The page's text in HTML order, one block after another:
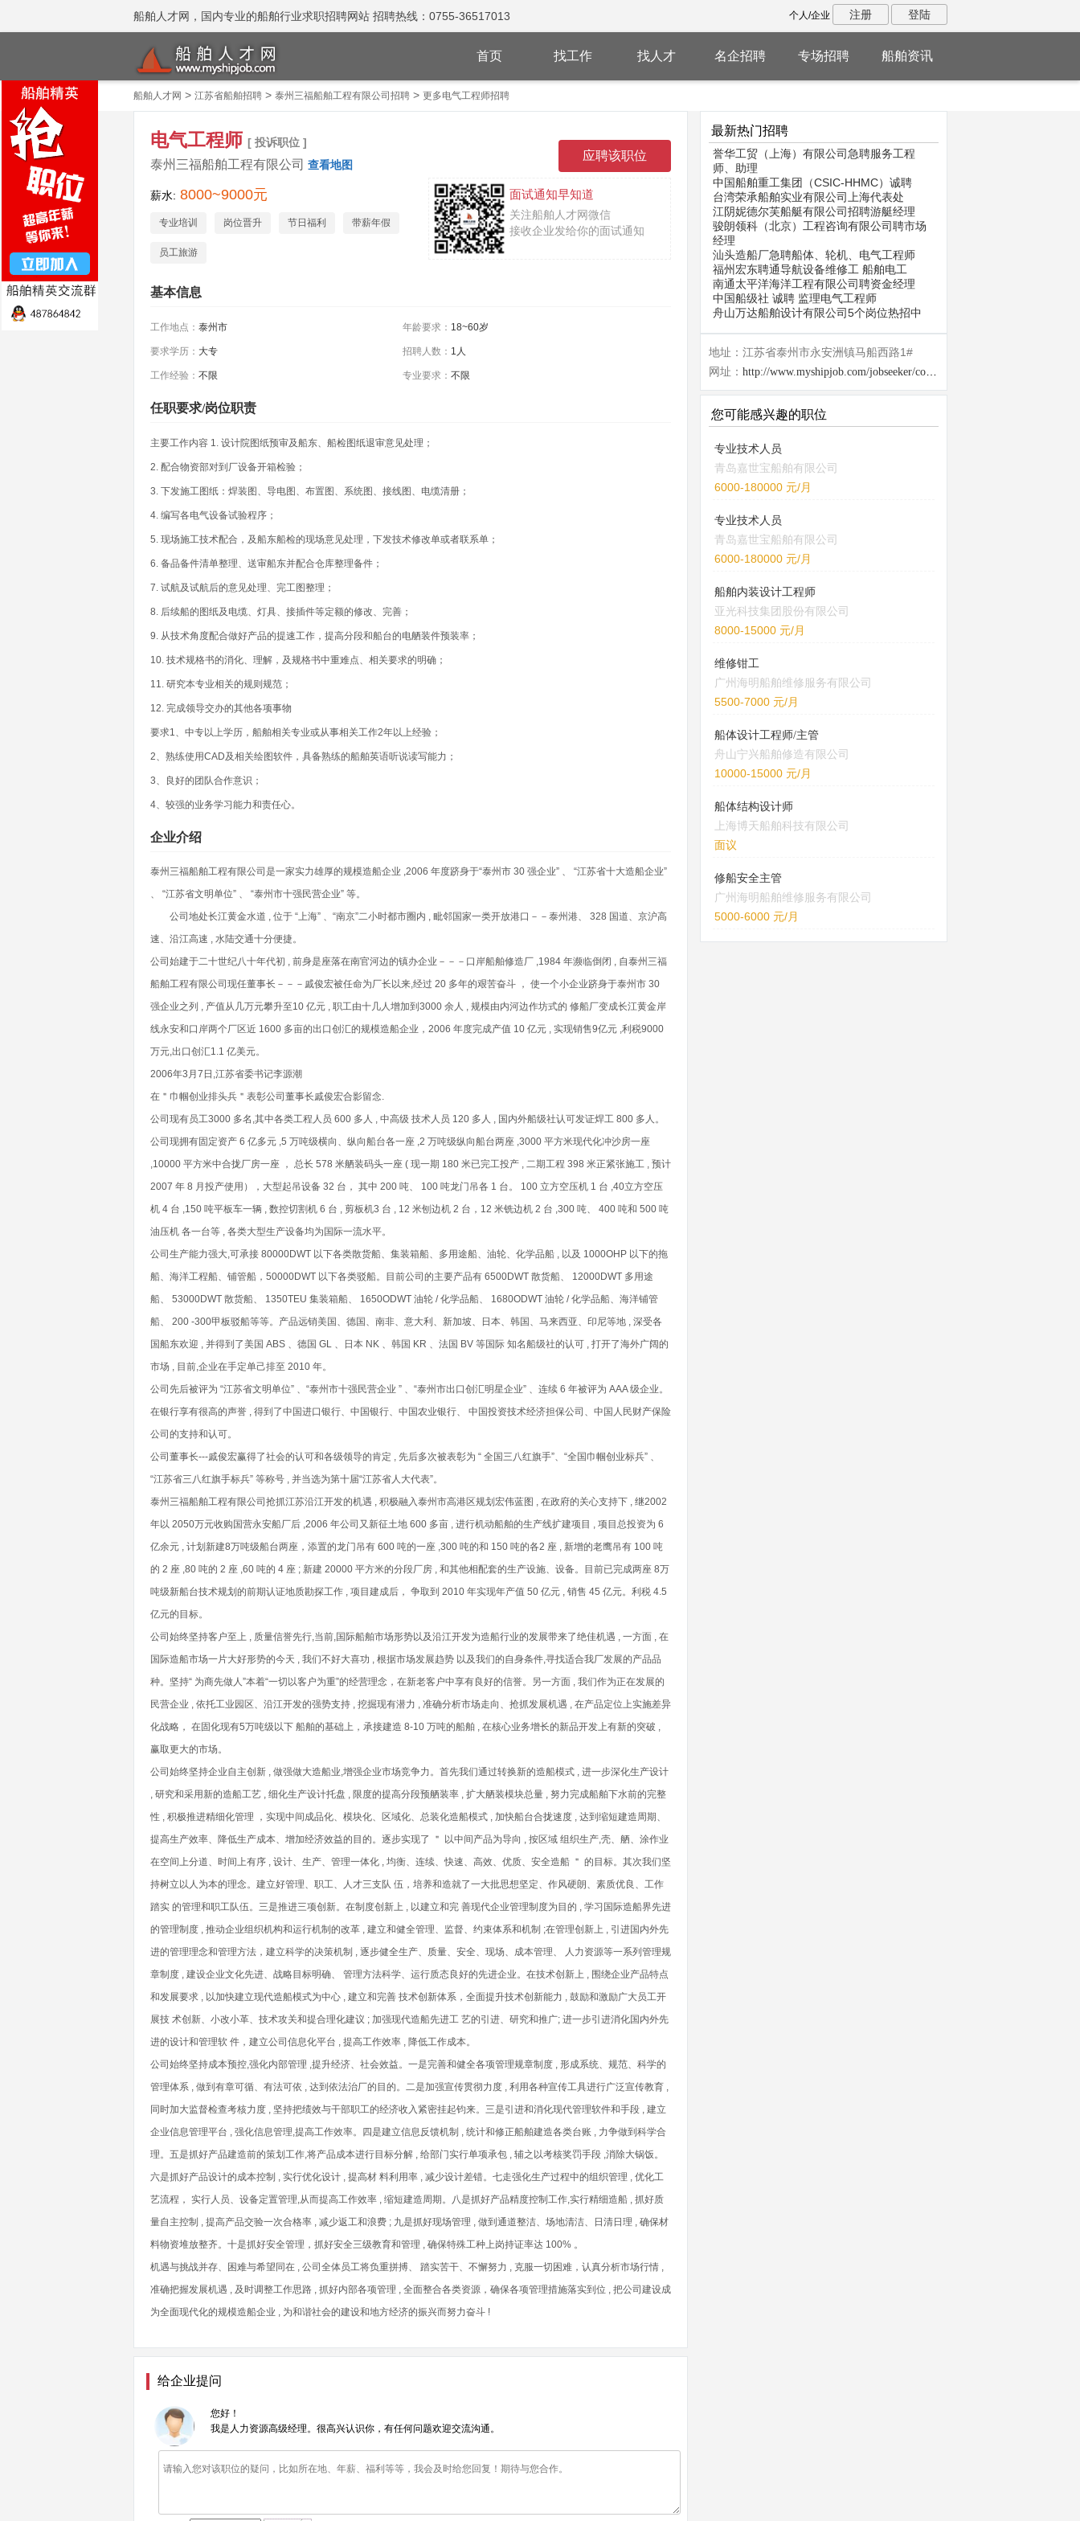
船舶人才网，国内专业的船舶行业求职招聘网站 招聘热线：0755-36517013 个人/企业 注册 登陆
首页 找工作 找人才 名企招聘 专场招聘 船舶资讯
船舶人才网 > 江苏省船舶招聘> 泰州三福船舶工程有限公司招聘> 更多电气工程师招聘
电气工程师 [ 投诉职位 ]
泰州三福船舶工程有限公司 查看地图
薪水: 8000~9000元 面试通知早知道
关注船舶人才网微信
接收企业发给你的面试通知
专业培训 岗位晋升 节日福利 带薪年假
员工旅游
基本信息
工作地点： 泰州市 年龄要求： 18~60岁
要求学历： 大专 招聘人数： 1人
工作经验： 不限 专业要求： 不限
任职要求/岗位职责
主要工作内容 1. 设计院图纸预审及船东、船检图纸退审意见处理；
2. 配合物资部对到厂设备开箱检验；
3. 下发施工图纸：焊装图、导电图、布置图、系统图、接线图、电缆清册；
4. 编写各电气设备试验程序；
5. 现场施工技术配合，及船东船检的现场意见处理，下发技术修改单或者联系单；
6. 备品备件清单整理、送审船东并配合仓库整理备件；
7. 试航及试航后的意见处理、完工图整理；
8. 后续船的图纸及电缆、灯具、接插件等定额的修改、完善；
9. 从技术角度配合做好产品的提速工作，提高分段和船台的电舾装件预装率；
10. 技术规格书的消化、理解，及规格书中重难点、相关要求的明确；
11. 研究本专业相关的规则规范；
12. 完成领导交办的其他各项事物
要求1、中专以上学历，船舶相关专业或从事相关工作2年以上经验；
2、熟练使用CAD及相关绘图软件，具备熟练的船舶英语听说读写能力；
3、良好的团队合作意识；
4、较强的业务学习能力和责任心。
企业介绍
泰州三福船舶工程有限公司是一家实力雄厚的规模造船企业 ,2006 年度跻身于“泰州市 30 强企业” 、 “江苏省十大造船企业”
、 “江苏省文明单位” 、 “泰州市十强民营企业” 等。
公司地处长江黄金水道 , 位于 “上海” 、“南京”二小时都市圈内 , 毗邻国家一类开放港口－－泰州港、 328 国道、京沪高
速、沿江高速 , 水陆交通十分便捷。
公司始建于二十世纪八十年代初 , 前身是座落在南官河边的镇办企业－－－口岸船舶修造厂 ,1984 年濒临倒闭 , 自泰州三福
船舶工程有限公司现任董事长－－－戚俊宏被任命为厂长以来,经过 20 多年的艰苦奋斗 ， 使一个小企业跻身于泰州市 30
强企业之列 , 产值从几万元攀升至10 亿元 , 职工由十几人增加到3000 余人 , 规模由内河边作坊式的 修船厂变成长江黄金岸
线永安和口岸两个厂区近 1600 多亩的出口创汇的规模造船企业，2006 年度完成产值 10 亿元 , 实现销售9亿元 ,利税9000
万元,出口创汇1.1 亿美元。
2006年3月7日,江苏省委书记李源潮
在＂巾帼创业排头兵＂表彰公司董事长戚俊宏合影留念.
公司现有员工3000 多名,其中各类工程人员 600 多人 , 中高级 技术人员 120 多人 , 国内外船级社认可发证焊工 800 多人。
公司现拥有固定资产 6 亿多元 ,5 万吨级横向、纵向船台各一座 ,2 万吨级纵向船台两座 ,3000 平方米现代化冲沙房一座
,10000 平方米中合拢厂房一座 ， 总长 578 米舾装码头一座 ( 现一期 180 米已完工投产 , 二期工程 398 米正紧张施工 , 预计
2007 年 8 月投产使用），大型起吊设备 32 台， 其中 200 吨、 100 吨龙门吊各 1 台。 100 立方空压机 1 台 ,40立方空压
机 4 台 ,150 吨平板车一辆 , 数控切割机 6 台 , 剪板机3 台 , 12 米刨边机 2 台，12 米铣边机 2 台 ,300 吨、 400 吨和 500 吨
油压机 各一台等 , 各类大型生产设备均为国际一流水平。
公司生产能力强大,可承接 80000DWT 以下各类散货船、集装箱船、多用途船、油轮、化学品船 , 以及 1000OHP 以下的拖
船、海洋工程船、铺管船，50000DWT 以下各类驳船。目前公司的主要产品有 6500DWT 散货船、 12000DWT 多用途
船、 53000DWT 散货船、 1350TEU 集装箱船、 1650ODWT 油轮 / 化学品船、 1680ODWT 油轮 / 化学品船、海洋铺管
船、 200 -300甲板驳船等等。产品远销美国、德国、南非、意大利、新加坡、日本、韩国、马来西亚、印尼等地 , 深受各
国船东欢迎 , 并得到了美国 ABS 、德国 GL 、日本 NK 、韩国 KR 、法国 BV 等国际 知名船级社的认可 , 打开了海外广阔的
市场 , 目前,企业在手定单己排至 2010 年。
公司先后被评为 “江苏省文明单位” 、“泰州市十强民营企业 ” 、“泰州市出口创汇明星企业” 、连续 6 年被评为 AAA 级企业。
在银行享有很高的声誉 , 得到了中国进口银行、中国银行、中国农业银行、 中国投资技术经济担保公司、中国人民财产保险
公司的支持和认可。
公司董事长---戚俊宏赢得了社会的认可和各级领导的肯定 , 先后多次被表彰为 “ 全国三八红旗手”、“全国巾帼创业标兵” 、
“江苏省三八红旗手标兵” 等称号 , 并当选为第十届“江苏省人大代表”。
泰州三福船舶工程有限公司抢抓江苏沿江开发的机遇 , 积极融入泰州市高港区规划宏伟蓝图 , 在政府的关心支持下 , 继2002
年以 2050万元收购国营永安船厂后 ,2006 年公司又新征土地 600 多亩 , 进行机动船舶的生产线扩建项目 , 项目总投资为 6
亿余元 , 计划新建8万吨级船台两座，添置的龙门吊有 600 吨的一座 ,300 吨的和 150 吨的各2 座 , 新增的老鹰吊有 100 吨
的 2 座 ,80 吨的 2 座 ,60 吨的 4 座 ; 新建 20000 平方米的分段厂房 , 和其他相配套的生产设施、设备。目前已完成两座 8万
吨级新船台技术规划的前期认证地质勘探工作 , 项目建成后， 争取到 2010 年实现年产值 50 亿元 , 销售 45 亿元。利税 4.5
亿元的目标。
公司始终坚持客户至上 , 质量信誉先行,当前,国际船舶市场形势以及沿江开发为造船行业的发展带来了绝佳机遇 , 一方面 , 在
国际造船市场一片大好形势的今天 , 我们不好大喜功 , 根据市场发展趋势 以及我们的自身条件,寻找适合我厂发展的产品品
种。坚持“ 为商先做人”本着“一切以客户为重”的经营理念，在新老客户中享有良好的信誉。另一方面 , 我们作为正在发展的
民营企业 , 依托工业园区、沿江开发的强势支持 , 挖掘现有潜力 , 准确分析市场走向、抢抓发展机遇 , 在产品定位上实施差异
化战略， 在固化现有5万吨级以下 船舶的基础上，承接建造 8-10 万吨的船舶 , 在核心业务增长的新品开发上有新的突破 ,
赢取更大的市场。
公司始终坚持企业自主创新 , 做强做大造船业,增强企业市场竞争力。首先我们通过转换新的造船模式 , 进一步深化生产设计
, 研究和采用新的造船工艺 , 细化生产设计托盘 , 限度的提高分段预舾装率 , 扩大舾装模块总量 , 努力完成船舶下水前的完整
性 , 积极推进精细化管理 ，实现中间成品化、模块化、区域化、总装化造船模式 , 加快船台合拢速度 , 达到缩短建造周期、
提高生产效率、降低生产成本、增加经济效益的目的。逐步实现了 ＂ 以中间产品为导向 , 按区域 组织生产,壳、舾、涂作业
在空间上分道、时间上有序 , 设计、生产、管理一体化 , 均衡、连续、快速、高效、优质、安全造船 ＂ 的目标。其次我们坚
持树立以人为本的理念。建立好管理、职工、人才三支队 伍，培养和造就了一大批思想坚定、作风硬朗、素质优良、工作
踏实 的管理和职工队伍。三是推进三项创新。在制度创新上 , 以建立和完 善现代企业管理制度为目的 , 学习国际造船界先进
的管理制度 , 推动企业组织机构和运行机制的改革 , 建立和健全管理、监督、约束体系和机制 ;在管理创新上 , 引进国内外先
进的管理理念和管理方法，建立科学的决策机制 , 逐步健全生产、质量、安全、现场、成本管理、 人力资源等一系列管理规
章制度 , 建设企业文化先进、战略目标明确、 管理方法科学、运行质态良好的先进企业。在技术创新上 , 围绕企业产品特点
和发展要求 , 以加快建立现代造船模式为中心 , 建立和完善 技术创新体系，全面提升技术创新能力 , 鼓励和激励广大员工开
展技 术创新、小改小革、技术攻关和提合理化建议 ; 加强现代造船先进工 艺的引进、研究和推广; 进一步引进消化国内外先
进的设计和管理软 件，建立公司信息化平台 , 提高工作效率 , 降低工作成本。
公司始终坚持成本预控,强化内部管理 ,提升经济、社会效益。一是完善和健全各项管理规章制度 , 形成系统、规范、科学的
管理体系 , 做到有章可循、有法可依 , 达到依法治厂的目的。二是加强宣传贯彻力度 , 利用各种宣传工具进行广泛宣传教育 ,
同时加大监督检查考核力度 , 坚持把绩效与干部职工的经济收入紧密挂起钧来。三是引进和消化现代管理软件和手段 , 建立
企业信息管理平台 , 强化信息管理,提高工作效率。四是建立信息反馈机制 , 统计和修正船舶建造各类台账 , 力争做到科学合
理。五是抓好产品建造前的策划工作,将产品成本进行目标分解 , 给部门实行单项承包 , 辅之以考核奖罚手段 ,消除大锅饭。
六是抓好产品设计的成本控制 , 实行优化设计 , 提高材 料利用率 , 减少设计差错。七走强化生产过程中的组织管理 , 优化工
艺流程， 实行人员、设备定置管理,从而提高工作效率 , 缩短建造周期。八是抓好产品精度控制工作,实行精细造船 , 抓好质
量自主控制 , 提高产品交验一次合格率 , 减少返工和浪费 ; 九是抓好现场管理 , 做到通道整洁、场地清洁、日清日理 , 确保材
料物资堆放整齐。十是抓好安全管理，抓好安全三级教育和管理 , 确保特殊工种上岗持证率达 100% 。
机遇与挑战并存、困难与希望同在 , 公司全体员工将负重拼搏、 踏实苦干、不懈努力 , 克服一切困难，认真分析市场行情 ,
准确把握发展机遇 , 及时调整工作思路 , 抓好内部各项管理 , 全面整合各类资源，确保各项管理措施落实到位 , 把公司建设成
为全面现代化的规模造船企业 , 为和谐社会的建设和地方经济的振兴而努力奋斗 !
给企业提问
您好！
我是人力资源高级经理。很高兴认识你，有任何问题欢迎交流沟通。
最新热门招聘
誉华工贸（上海）有限公司急聘服务工程
师、助理
中国船舶重工集团（CSIC-HHMC）诚聘
台湾荣承船舶实业有限公司上海代表处
江阴妮德尔芙船艇有限公司招聘游艇经理
骏朗领科（北京）工程咨询有限公司聘市场
经理
汕头造船厂急聘船体、轮机、电气工程师
福州宏东聘通导航设备维修工 船舶电工
南通太平洋海洋工程有限公司聘资金经理
中国船级社 诚聘 监理电气工程师
舟山万达船舶设计有限公司5个岗位热招中
地址：江苏省泰州市永安洲镇马船西路1#
网址： http://www.myshipjob.com/jobseeker/company/1111.html
您可能感兴趣的职位
专业技术人员
青岛嘉世宝船舶有限公司
6000-180000 元/月
专业技术人员
青岛嘉世宝船舶有限公司
6000-180000 元/月
船舶内装设计工程师
亚光科技集团股份有限公司
8000-15000 元/月
维修钳工
广州海明船舶维修服务有限公司
5500-7000 元/月
船体设计工程师/主管
舟山宁兴船舶修造有限公司
10000-15000 元/月
船体结构设计师
上海博天船舶科技有限公司
面议
修船安全主管
广州海明船舶维修服务有限公司
5000-6000 元/月